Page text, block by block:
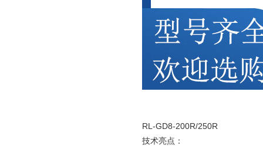
RL-GD8-200R/250R
技术亮点：